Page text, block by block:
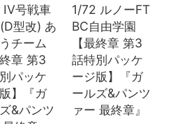
IV号戦車
型改) あ
チーム
終章 第3
パッケ
】『ガ
&パンツ
1/72 ルノーFT
BC自由学園
【最終章 第3
話特別パッケ
ージ版】『ガ
ールズ&パンツ
ァー 最終章』